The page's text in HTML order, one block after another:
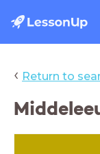
‹ Return to